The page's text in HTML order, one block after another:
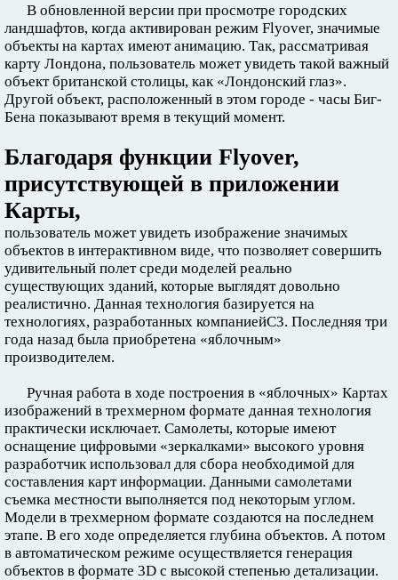
В обновленной версии при просмотре городских
ландшафтов, когда активирован режим Flyover, значимые
объекты на картах имеют анимацию. Так, рассматривая
карту Лондона, пользователь может увидеть такой важный
объект британской столицы, как «Лондонский глаз».
Другой объект, расположенный в этом городе - часы Биг-
Бена показывают время в текущий момент.
Благодаря функции Flyover,
присутствующей в приложении
Карты,
пользователь может увидеть изображение значимых
объектов в интерактивном виде, что позволяет совершить
удивительный полет среди моделей реально
существующих зданий, которые выглядят довольно
реалистично. Данная технология базируется на
технологиях, разработанных компаниейС3. Последняя три
года назад была приобретена «яблочным»
производителем.
Ручная работа в ходе построения в «яблочных» Картах
изображений в трехмерном формате данная технология
практически исключает. Самолеты, которые имеют
оснащение цифровыми «зеркалками» высокого уровня
разработчик использовал для сбора необходимой для
составления карт информации. Данными самолетами
съемка местности выполняется под некоторым углом.
Модели в трехмерном формате создаются на последнем
этапе. В его ходе определяется глубина объектов. А потом
в автоматическом режиме осуществляется генерация
объектов в формате 3D с высокой степенью детализации.